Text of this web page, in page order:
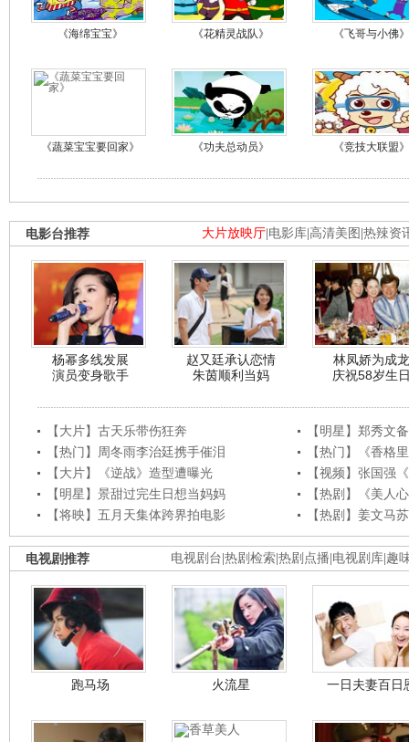
《海绵宝宝》 《花精灵战队》 《飞哥与小佛》
《蔬菜宝宝要回家》 《功夫总动员》 《竞技大联盟》
大片放映厅 电影库 高清美图 热辣资
电影台推荐
杨幂多线发展
演员变身歌手
赵又廷承认恋情
朱茵顺利当妈
林凤娇为成龙
庆祝58岁生
【大片】古天乐带伤狂奔
【明星】郑秀文
【热门】周冬雨李治廷携手催泪
【热门】《香格
【大片】《逆战》造型遭曝光
【视频】张国强
【明星】景甜过完生日想当妈妈
【热剧】《美人
【将映】五月天集体跨界拍电影
【热剧】姜文马
电视剧台 热剧检索 热剧点播 电视剧库 趣
电视剧推荐
跑马场 火流星 一日夫妻百日